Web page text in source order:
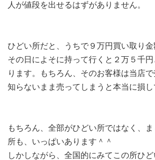
人が値段を出せるはずがありません。
ひどい所だと、うちで９万円買い取り金
その日によそに持って行くと２万５千
ります。もちろん、そのお客様は当店で
知らないまま売ってしまうと本当に損し
もちろん、全部がひどい所ではなく、
所も、いっぱいあります＾＾
しかしながら、全国的にみてこの所ひ